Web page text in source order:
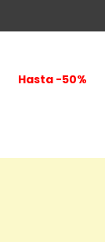
Hasta -50%